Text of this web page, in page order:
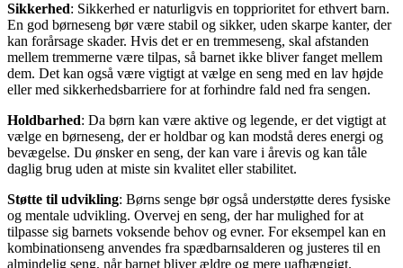
Sikkerhed: Sikkerhed er naturligvis en topprioritet for ethvert barn.
En god børneseng bør være stabil og sikker, uden skarpe kanter, der
kan forårsage skader. Hvis det er en tremmeseng, skal afstanden
mellem tremmerne være tilpas, så barnet ikke bliver fanget mellem
dem. Det kan også være vigtigt at vælge en seng med en lav højde
eller med sikkerhedsbarriere for at forhindre fald ned fra sengen.
Holdbarhed: Da børn kan være aktive og legende, er det vigtigt at
vælge en børneseng, der er holdbar og kan modstå deres energi og
bevægelse. Du ønsker en seng, der kan vare i årevis og kan tåle
daglig brug uden at miste sin kvalitet eller stabilitet.
Støtte til udvikling: Børns senge bør også understøtte deres fysiske
og mentale udvikling. Overvej en seng, der har mulighed for at
tilpasse sig barnets voksende behov og evner. For eksempel kan en
kombinationseng anvendes fra spædbarnsalderen og justeres til en
almindelig seng, når barnet bliver ældre og mere uafhængigt.